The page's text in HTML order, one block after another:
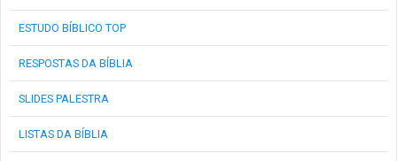
ESTUDO BÍBLICO TOP
RESPOSTAS DA BÍBLIA
SLIDES PALESTRA
LISTAS DA BÍBLIA